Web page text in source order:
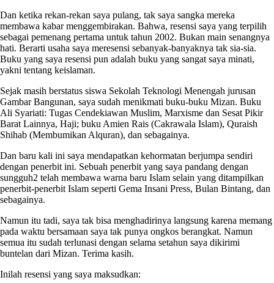
Dan ketika rekan-rekan saya pulang, tak saya sangka mereka
membawa kabar menggembirakan. Bahwa, resensi saya yang terpilih
sebagai pemenang pertama untuk tahun 2002. Bukan main senangnya
hati. Berarti usaha saya meresensi sebanyak-banyaknya tak sia-sia.
Buku yang saya resensi pun adalah buku yang sangat saya minati,
yakni tentang keislaman.
Sejak masih berstatus siswa Sekolah Teknologi Menengah jurusan
Gambar Bangunan, saya sudah menikmati buku-buku Mizan. Buku
Ali Syariati: Tugas Cendekiawan Muslim, Marxisme dan Sesat Pikir
Barat Lainnya, Haji; buku Amien Rais (Cakrawala Islam), Quraish
Shihab (Membumikan Alquran), dan sebagainya.
Dan baru kali ini saya mendapatkan kehormatan berjumpa sendiri
dengan penerbit ini. Sebuah penerbit yang saya pandang dengan
sungguh2 telah membawa warna baru Islam selain yang ditampilkan
penerbit-penerbit Islam seperti Gema Insani Press, Bulan Bintang, dan
sebagainya.
Namun itu tadi, saya tak bisa menghadirinya langsung karena memang
pada waktu bersamaan saya tak punya ongkos berangkat. Namun
semua itu sudah terlunasi dengan selama setahun saya dikirimi
buntelan dari Mizan. Terima kasih.
Inilah resensi yang saya maksudkan: